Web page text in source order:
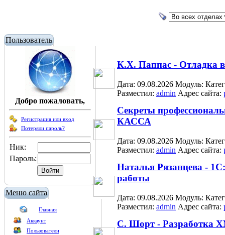
Пользователь
Добро пожаловать,
Регистрация или вход
Потеряли пароль?
Ник:
Пароль:
Меню сайта
Главная
Аккаунт
Пользователи
К.Х. Паппас - Отладка в
Дата: 09.08.2026 Модуль:
Разместил: admin Адрес сайта:
Секреты
КАССА
Дата: 09.08.2026 Модуль:
Разместил: admin Адрес сайта:
Наталья Рязанцева -
работы
Дата: 09.08.2026 Модуль:
Разместил: admin Адрес сайта:
С. Шорт - Разработка